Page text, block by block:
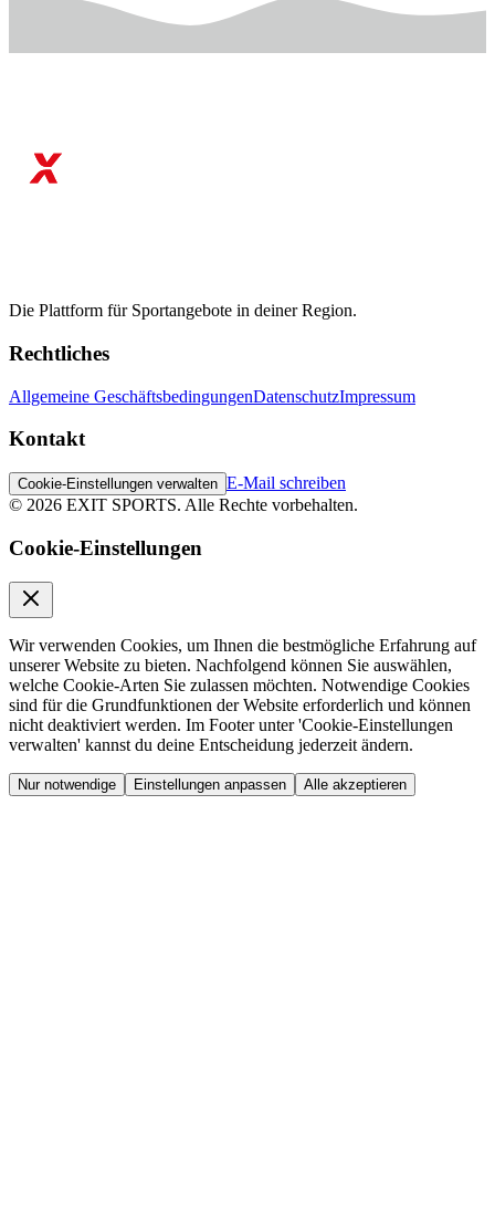
Die Plattform für Sportangebote in deiner Region.
Rechtliches
Allgemeine GeschäftsbedingungenDatenschutzImpressum
Kontakt
Cookie-Einstellungen verwalten E-Mail schreiben
© 2026 EXIT SPORTS. Alle Rechte vorbehalten.
Cookie-Einstellungen
Wir verwenden Cookies, um Ihnen die bestmögliche Erfahrung auf
unserer Website zu bieten. Nachfolgend können Sie auswählen,
welche Cookie-Arten Sie zulassen möchten. Notwendige Cookies
sind für die Grundfunktionen der Website erforderlich und können
nicht deaktiviert werden. Im Footer unter 'Cookie-Einstellungen
verwalten' kannst du deine Entscheidung jederzeit ändern.
Nur notwendige Einstellungen anpassen Alle akzeptieren